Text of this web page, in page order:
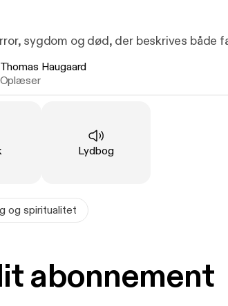
sygdom og død, der beskrives både
Haugaard - Narrator
Thomas Haugaard
Oplæser
: Type:
Lydbog
og spiritualitet
abonnement